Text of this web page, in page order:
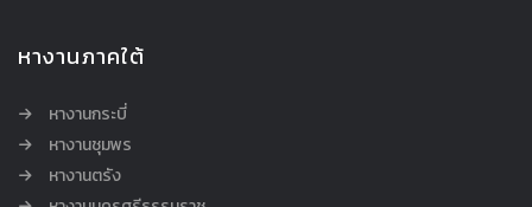
หางานภาคใต้
หางานกระบี่
หางานชุมพร
หางานตรัง